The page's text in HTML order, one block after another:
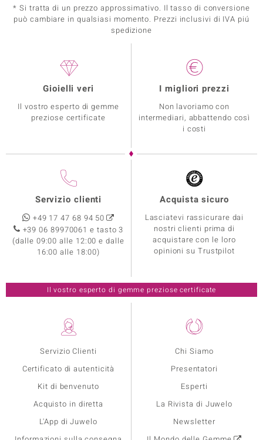
* Si tratta di un prezzo approssimativo. Il tasso di conversione
può cambiare in qualsiasi momento. Prezzi inclusivi di IVA piú
spedizione
Servizio Clienti
Certificato di autenticità
Kit di benvenuto
Acquisto in diretta
L'App di Juwelo
Chi Siamo
Presentatori
Esperti
La Rivista di Juwelo
Newsletter
Gioielli veri
Il vostro esperto di gemme
preziose certificate
I migliori prezzi
Non lavoriamo con
intermediari, abbattendo così
i costi
Servizio clienti
+49 17 47 68 94 50
+39 06 89970061 e tasto 3
(dalle 09:00 alle 12:00 e dalle
16:00 alle 18:00)
Acquista sicuro
Lasciatevi rassicurare dai
nostri clienti prima di
acquistare con le loro
opinioni su Trustpilot
Il vostro esperto di gemme preziose certificate